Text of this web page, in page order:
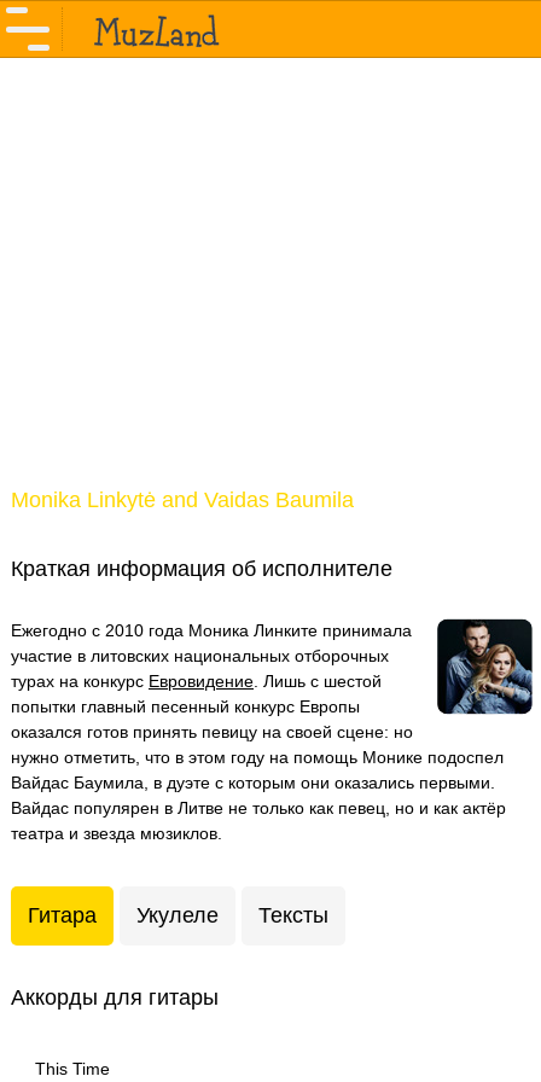
Monika Linkytė and Vaidas Baumila
Краткая информация об исполнителе
Ежегодно с 2010 года Моника Линките принимала
участие в литовских национальных отборочных
турах на конкурс Евровидение . Лишь с шестой
попытки главный песенный конкурс Европы
оказался готов принять певицу на своей сцене: но
нужно отметить, что в этом году на помощь Монике подоспел
Вайдас Баумила, в дуэте с которым они оказались первыми.
Вайдас популярен в Литве не только как певец, но и как актёр
театра и звезда мюзиклов.
Гитара Укулеле Тексты
Аккорды для гитары
This Time